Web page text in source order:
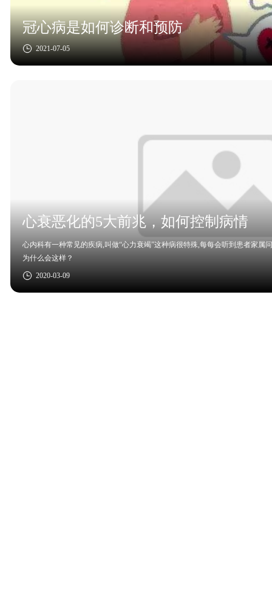
冠心病是如何诊断和预防
2021-07-05
心衰恶化的5大前兆，如何控制病情
心内科有一种常见的疾病,叫做“心力衰竭”这种病很特殊,每每会听到患者家属问
为什么会这样？
2020-03-09